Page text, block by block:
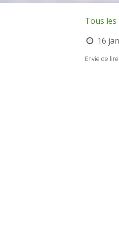
Tous les
16
Envie de